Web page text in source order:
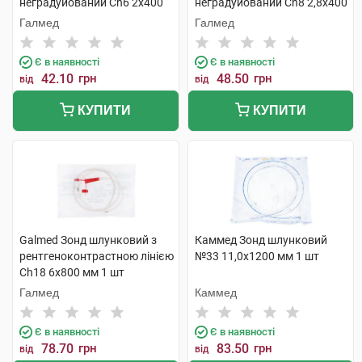
мм 1 шт
Галмед
Є в наявності
від 42.10 грн
КУПИТИ
мм 1 шт
Галмед
Є в наявності
від 48.50 грн
КУПИТИ
Galmed Зонд шлунковий з
рентгеноконтрастною лінією
Ch18 6х800 мм 1 шт
Галмед
Є в наявності
від 78.70 грн
Каммед Зонд шлунковий
№33 11,0х1200 мм 1 шт
Каммед
Є в наявності
від 83.50 грн